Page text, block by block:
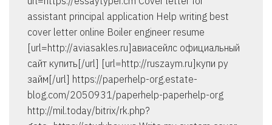
assistant principal application Help writing best
cover letter online Boiler engineer resume
[url=http://aviasakles.ru]авиасейлс официальный
сайт купить[/url] [url=http://ruszaym.ru]купи ру
займ[/url] https://paperhelp-org.estate-
blog.com/2050931/paperhelp-paperhelp-org
http://mil.today/bitrix/rk.php?